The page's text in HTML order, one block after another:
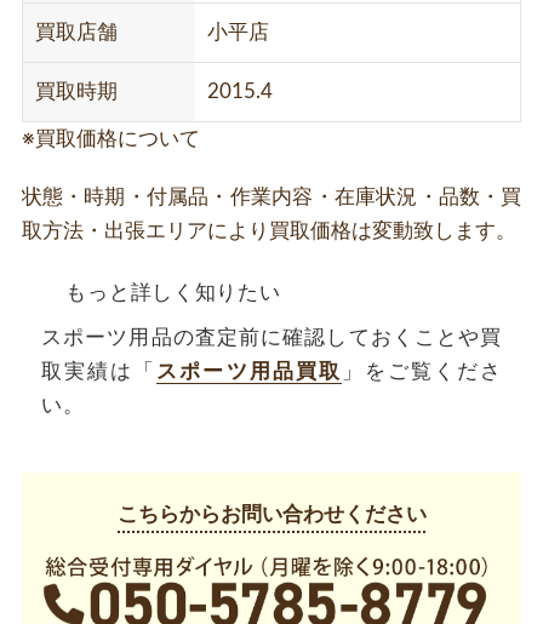
買取店舗 小平店
買取時期 2015.4
※買取価格について
状態・時期・付属品・作業内容・在庫状況・品数・買
取方法・出張エリアにより買取価格は変動致します。
もっと詳しく知りたい
スポーツ用品の査定前に確認しておくことや買
取実績は「 スポーツ用品買取 」をご覧くださ
い。
こちらからお問い合わせください